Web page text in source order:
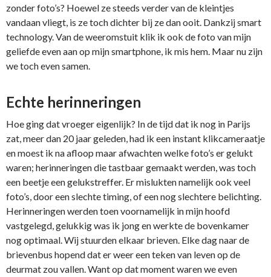
zonder foto’s? Hoewel ze steeds verder van de kleintjes
vandaan vliegt, is ze toch dichter bij ze dan ooit. Dankzij smart
technology. Van de weeromstuit klik ik ook de foto van mijn
geliefde even aan op mijn smartphone, ik mis hem. Maar nu zijn
we toch even samen.
Echte herinneringen
Hoe ging dat vroeger eigenlijk? In de tijd dat ik nog in Parijs
zat, meer dan 20 jaar geleden, had ik een instant klikcameraatje
en moest ik na afloop maar afwachten welke foto’s er gelukt
waren; herinneringen die tastbaar gemaakt werden, was toch
een beetje een gelukstreffer. Er mislukten namelijk ook veel
foto’s, door een slechte timing, of een nog slechtere belichting.
Herinneringen werden toen voornamelijk in mijn hoofd
vastgelegd, gelukkig was ik jong en werkte de bovenkamer
nog optimaal. Wij stuurden elkaar brieven. Elke dag naar de
brievenbus hopend dat er weer een teken van leven op de
deurmat zou vallen. Want op dat moment waren we even